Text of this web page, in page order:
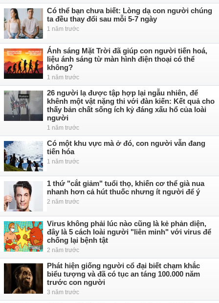
Có thể bạn chưa biết: Lòng dạ con người chúng
ta đều thay đổi sau mỗi 5-7 ngày
1 năm trước
Ánh sáng Mặt Trời đã giúp con người tiến hoá,
liệu ánh sáng từ màn hình điện thoại có thể
không?
1 năm trước
26 người lạ được tập hợp lại ngẫu nhiên, để
khênh một vật nặng thi với đàn kiến: Kết quả cho
thấy bản chất sống ích kỷ đáng xấu hổ của loài
người
1 năm trước
Có một khu vực mà ở đó, con người vẫn đang
tiến hóa
1 năm trước
1 thứ "cắt giảm" tuổi thọ, khiến cơ thể già nua
nhanh hơn cả hút thuốc nhưng ít người để ý
2 năm trước
Virus không phải lúc nào cũng là kẻ phản diện,
đây là 5 cách loài người "liên minh" với virus để
chống lại bệnh tật
2 năm trước
Phát hiện giống người cổ đại biết chạm khắc
biểu tượng và đã có tục an táng 100.000 năm
trước con người
3 năm trước